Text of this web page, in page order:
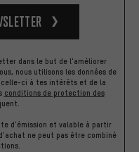
dans le but de l'améliorer
nous utilisons les données de
ci à tes intérêts et de la
conditions de protection des
d'émission et valable à partir
ne peut pas être combiné